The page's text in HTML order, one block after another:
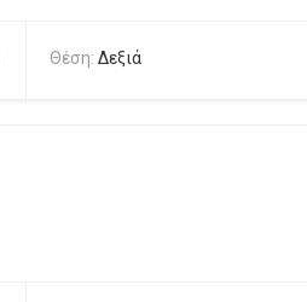
Θέση: Δεξιά